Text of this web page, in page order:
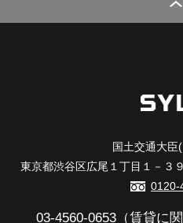
国土交通大臣
東京都渋谷区広尾１丁目１－３
0120-
03-4560-0653（賃貸に